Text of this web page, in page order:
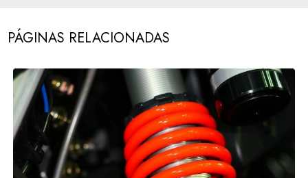
PÁGINAS RELACIONADAS